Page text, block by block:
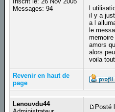
Messages: 94
l
il y a
a l
le
amors
alors
voila tout
Revenir en haut de
page
Lenouvdu44
Posté